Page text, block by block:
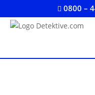
 0800 –